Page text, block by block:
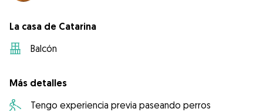
La casa de Catarina
Balcón
Más detalles
Tengo experiencia previa paseando perros